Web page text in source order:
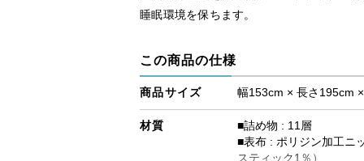
睡眠環境を保ちます。
この商品の仕様
商品サイズ 幅153cm × 長さ195cm
材質
■詰め物 : 11層
■表布 : ポリジン加工ニ
スティック1％）